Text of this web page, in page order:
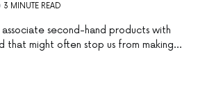
3 MINUTE READ
second-hand products with
that might often stop us from making…